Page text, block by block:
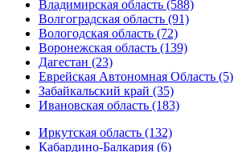
Владимирская область (588)
Волгоградская область (91)
Вологодская область (72)
Воронежская область (139)
Дагестан (23)
Еврейская Автономная Область (5)
Забайкальский край (35)
Ивановская область (183)
Иркутская область (132)
Кабардино-Балкария (6)